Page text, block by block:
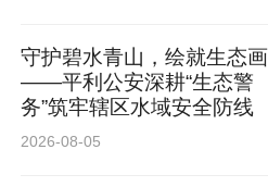
守护碧水青山，绘就生态
——平利公安深耕“生态警
务”筑牢辖区水域安全防线
2026-08-05